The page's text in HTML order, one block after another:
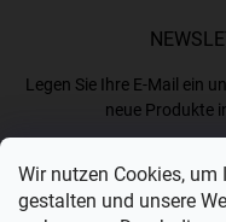
Wir nutzen Cookies,
gestalten und unsere
Legen Sie Ihre E-Mail ein
neue Produkte